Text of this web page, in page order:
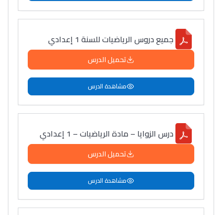
سامورا
بطلة المغرب فالقفز
الطولي، ملاك البردع
كتحكي على تجربتها
فالرّياضة و الدّراسة
جميع دروس الرياضيات للسنة 1 إعدادي
تحميل الدرس
مشاهدة الدرس
درس الزوايا – مادة الرياضيات – 1 إعدادي
تحميل الدرس
مشاهدة الدرس